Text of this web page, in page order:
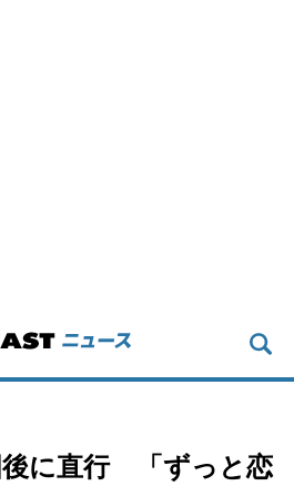
後に直行 「ずっと恋